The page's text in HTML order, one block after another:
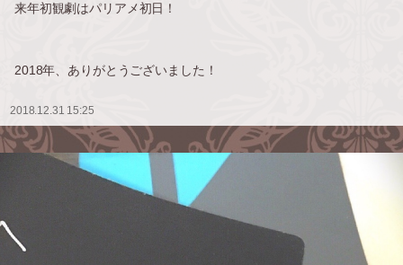
来年初観劇はパリアメ初日！
2018年、ありがとうございました！
2018.12.31 15:25